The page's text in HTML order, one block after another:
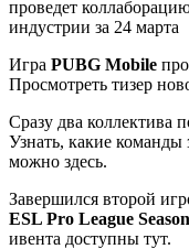
Игра PUBG Mobile
Просмотреть тизер
Сразу два коллектива
Узнать, какие команды
можно здесь.
Завершился второй
ESL Pro League
ивента доступны тут.